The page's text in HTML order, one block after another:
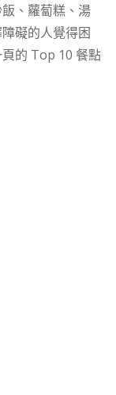
、蘿蔔糕、湯
礙的人覺得困
的 Top 10 餐點